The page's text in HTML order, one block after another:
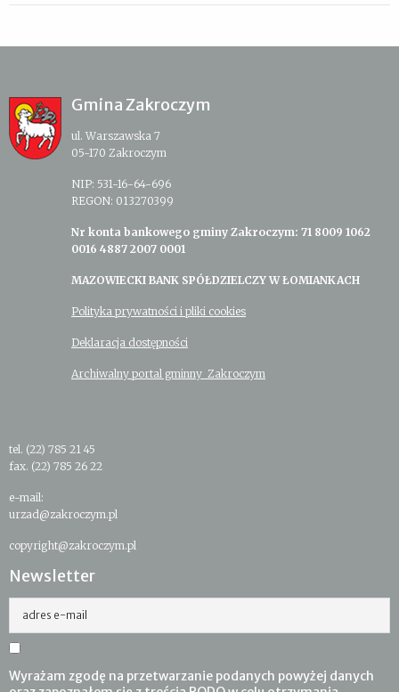
Gmina Zakroczym
ul. Warszawska 7
05-170 Zakroczym
NIP: 531-16-64-696
REGON: 013270399
Nr konta bankowego gminy Zakroczym: 71 8009 1062
0016 4887 2007 0001
MAZOWIECKI BANK SPÓŁDZIELCZY W ŁOMIANKACH
Polityka prywatności i pliki cookies
Deklaracja dostępności
Archiwalny portal gminny Zakroczym
tel. (22) 785 21 45
fax. (22) 785 26 22
e-mail:
urzad@zakroczym.pl
copyright@zakroczym.pl
Newsletter
adres e-mail
Wyrażam zgodę na przetwarzanie podanych powyżej danych